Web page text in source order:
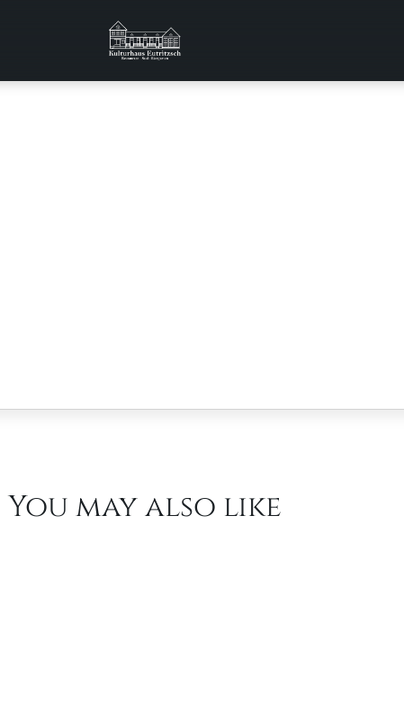
You may also like